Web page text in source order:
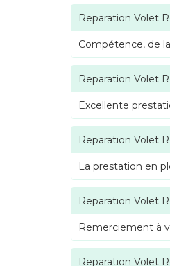
Reparation Volet
Compétence, de
Reparation Volet
Excellente
Reparation Volet
La prestation en
Reparation Volet
Remerciement à
Reparation Volet